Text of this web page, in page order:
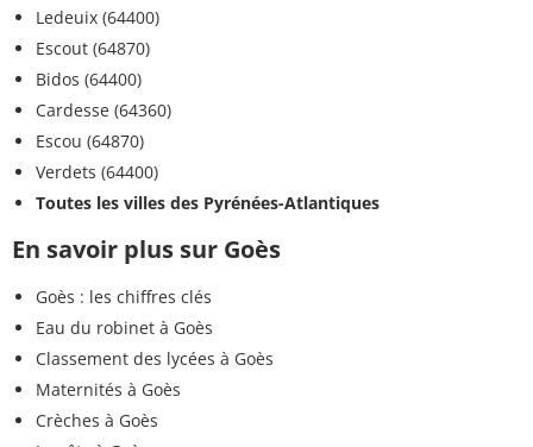
Ledeuix (64400)
Escout (64870)
Bidos (64400)
Cardesse (64360)
Escou (64870)
Verdets (64400)
Toutes les villes des Pyrénées-Atlantiques
En savoir plus sur Goès
Goès : les chiffres clés
Eau du robinet à Goès
Classement des lycées à Goès
Maternités à Goès
Crèches à Goès